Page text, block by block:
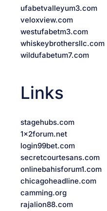
ufabetvalleyum3.com
veloxview.com
westufabetm3.com
whiskeybrothersllc.com
wildufabetum7.com
Links
stagehubs.com
1x2forum.net
login99bet.com
secretcourtesans.com
onlinebahisforum1.com
chicagoheadline.com
camming.org
rajalion88.com